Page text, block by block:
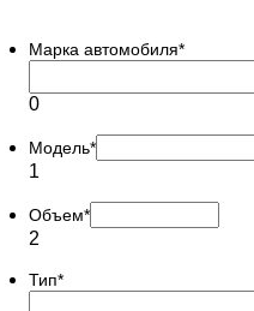
Марка автомобиля*
0
Модель*
1
Объем*
2
Тип*